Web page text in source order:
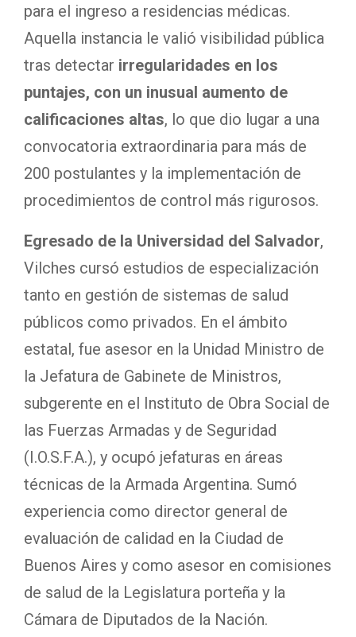
para el ingreso a residencias médicas.
Aquella instancia le valió visibilidad pública
tras detectar irregularidades en los
puntajes, con un inusual aumento de
calificaciones altas, lo que dio lugar a una
convocatoria extraordinaria para más de
200 postulantes y la implementación de
procedimientos de control más rigurosos.
Egresado de la Universidad del Salvador,
Vilches cursó estudios de especialización
tanto en gestión de sistemas de salud
públicos como privados. En el ámbito
estatal, fue asesor en la Unidad Ministro de
la Jefatura de Gabinete de Ministros,
subgerente en el Instituto de Obra Social de
las Fuerzas Armadas y de Seguridad
(I.O.S.F.A.), y ocupó jefaturas en áreas
técnicas de la Armada Argentina. Sumó
experiencia como director general de
evaluación de calidad en la Ciudad de
Buenos Aires y como asesor en comisiones
de salud de la Legislatura porteña y la
Cámara de Diputados de la Nación.